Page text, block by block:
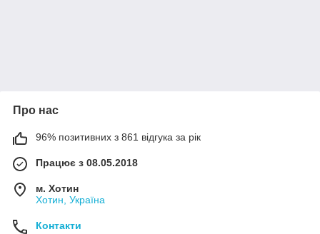
Про нас
96% позитивних з 861 відгука за рік
Працює з 08.05.2018
м. Хотин
Хотин, Україна
Контакти